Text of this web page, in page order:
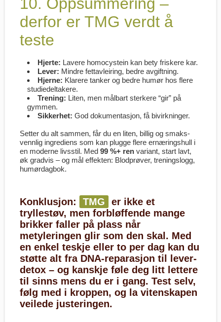
10. Oppsummering –
derfor er TMG verdt å
teste
Hjerte: Lavere homocystein kan bety friskere kar.
Lever: Mindre fettavleiring, bedre avgiftning.
Hjerne: Klarere tanker og bedre humør hos flere
studiedeltakere.
Trening: Liten, men målbart sterkere “gir” på
gymmen.
Sikkerhet: God dokumentasjon, få bivirkninger.
Setter du alt sammen, får du en liten, billig og smaks­
vennlig ingrediens som kan plugge flere ernæringshull i
en moderne livsstil. Med 99 %+ ren variant, start lavt,
øk gradvis – og mål effekten: Blodprøver, treningslogg,
humørdagbok.
Konklusjon: TMG
er ikke et
tryllestøv, men forbløffende mange
brikker faller på plass når
metyleringen glir som den skal. Med
en enkel teskje eller to per dag kan du
støtte alt fra DNA-reparasjon til lever­
detox – og kanskje føle deg litt lettere
til sinns mens du er i gang. Test selv,
følg med i kroppen, og la vitenskapen
veilede justeringen.